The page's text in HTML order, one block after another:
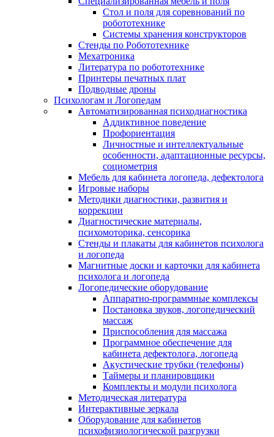
Стол и поля для соревнований по
робототехнике
Системы хранения конструкторов
Стенды по Робототехнике
Мехатроника
Литература по робототехнике
Принтеры печатных плат
Подводные дроны
Психологам и Логопедам
Автоматизированная психодиагностика
Аддиктивное поведение
Профориентация
Личностные и интеллектуальные
особенности, адаптационные ресурсы,
социометрия
Мебель для кабинета логопеда, дефектолога
Игровые наборы
Методики диагностики, развития и
коррекции
Диагностические материалы,
психомоторика, сенсорика
Стенды и плакаты для кабинетов психолога
и логопеда
Магнитные доски и карточки для кабинета
психолога и логопеда
Логопедические оборудование
Аппаратно-программные комплексы
Постановка звуков, логопедический
массаж
Приспособления для массажа
Программное обеспечение для
кабинета дефектолога, логопеда
Акустические трубки (телефоны)
Таймеры и планировщики
Комплекты и модули психолога
Методическая литература
Интерактивные зеркала
Оборудование для кабинетов
психофизиологической разгрузки